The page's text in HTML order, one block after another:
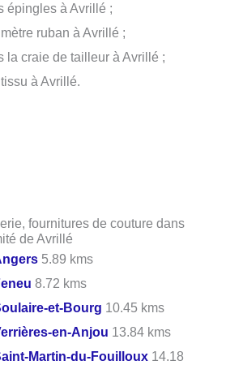
épingles à Avrillé ;
ruban à Avrillé ;
la craie de tailleur à Avrillé ;
à Avrillé.
fournitures de couture dans
de Avrillé
5.89 kms
8.72 kms
et-Bourg 10.45 kms
en-Anjou 13.84 kms
Martin-du-Fouilloux 14.18